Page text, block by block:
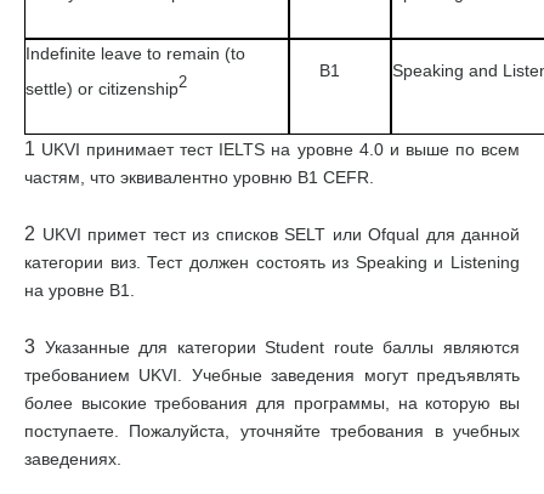
Indefinite leave to remain (to
settle) or citizenship2
B1 Speaking and
1 UKVI принимает тест IELTS на уровне 4.0 и выше по всем
частям, что эквивалентно уровню В1 CEFR.
2 UKVI примет тест из списков SELT или Ofqual для данной
категории виз. Тест должен состоять из Speaking и Listening
на уровне В1.
3 Указанные для категории Student route баллы являются
требованием UKVI. Учебные заведения могут предъявлять
более высокие требования для программы, на которую вы
поступаете. Пожалуйста, уточняйте требования в учебных
заведениях.